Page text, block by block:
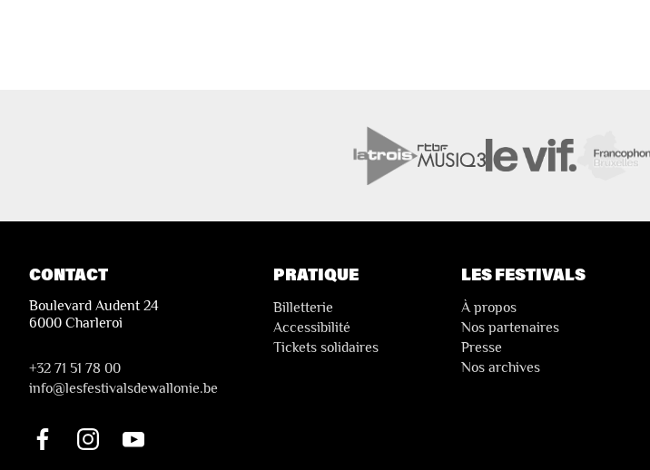
CONTACT
Boulevard Audent 24
6000 Charleroi
+32 71 51 78 00
info@lesfestivalsdewallonie.be
PRATIQUE
Billetterie
Accessibilité
Tickets solidaires
LES FESTIVALS
À propos
Nos partenaires
Presse
Nos archives